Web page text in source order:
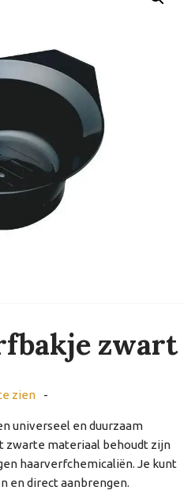
zwart
zien -
universeel en duurzaam
zwarte materiaal behoudt zijn
haarverfchemicaliën. Je kunt
en direct aanbrengen.